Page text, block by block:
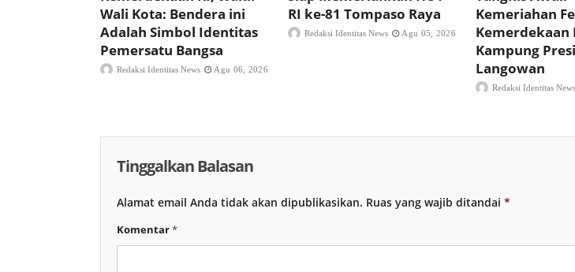
Wali Kota: Bendera ini
Adalah Simbol Identitas
Pemersatu Bangsa
Redaksi Identitas News Agu 06, 2026
RI ke-81 Tompaso Raya
Redaksi Identitas News Agu 05, 2026
Kemeriahan
Kemerdekaan
Kampung
Langowan
Redaksi Identitas News
Tinggalkan Balasan
Alamat email Anda tidak akan dipublikasikan. Ruas yang wajib ditandai *
Komentar*